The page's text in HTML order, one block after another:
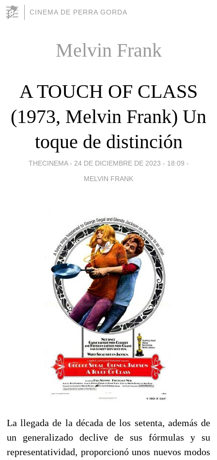
CINEMA DE PERRA GORDA
Melvin Frank
A TOUCH OF CLASS
(1973, Melvin Frank) Un
toque de distinción
THECINEMA - 24 DE DICIEMBRE DE 2023 - 18:09 -
MELVIN FRANK
La llegada de la década de los setenta, además de
un generalizado declive de sus fórmulas y su
representatividad, proporcionó unos nuevos modos